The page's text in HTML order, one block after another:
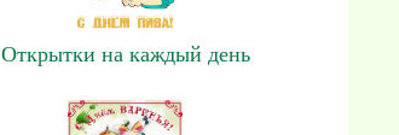
Открытки на каждый день